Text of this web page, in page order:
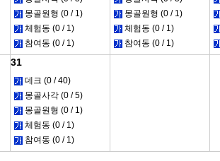
몽골원형 (0 / 1)
체험동 (0 / 1)
참여동 (0 / 1)
몽골원형 (0 / 1)
체험동 (0 / 1)
참여동 (0 / 1)
31
데크 (0 / 40)
몽골사각 (0 / 5)
몽골원형 (0 / 1)
체험동 (0 / 1)
참여동 (0 / 1)